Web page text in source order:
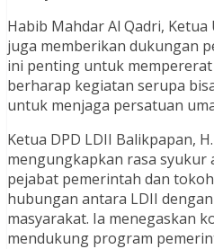
Habib Mahdar Al Qadri,
juga memberikan dukungan
ini penting untuk
berharap kegiatan serupa
untuk menjaga persatuan
Ketua DPD LDII Balikpapan,
mengungkapkan rasa syukur
pejabat pemerintah dan
hubungan antara LDII
masyarakat. Ia menegaskan
mendukung program